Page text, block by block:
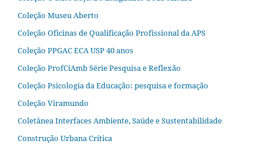
Coleção Museu Aberto
Coleção Oficinas de Qualificação Profissional da APS
Coleção PPGAC ECA USP 40 anos
Coleção ProfCiAmb Série Pesquisa e Reflexão
Coleção Psicologia da Educação: pesquisa e formação
Coleção Viramundo
Coletânea Interfaces Ambiente, Saúde e Sustentabilidade
Construção Urbana Crítica